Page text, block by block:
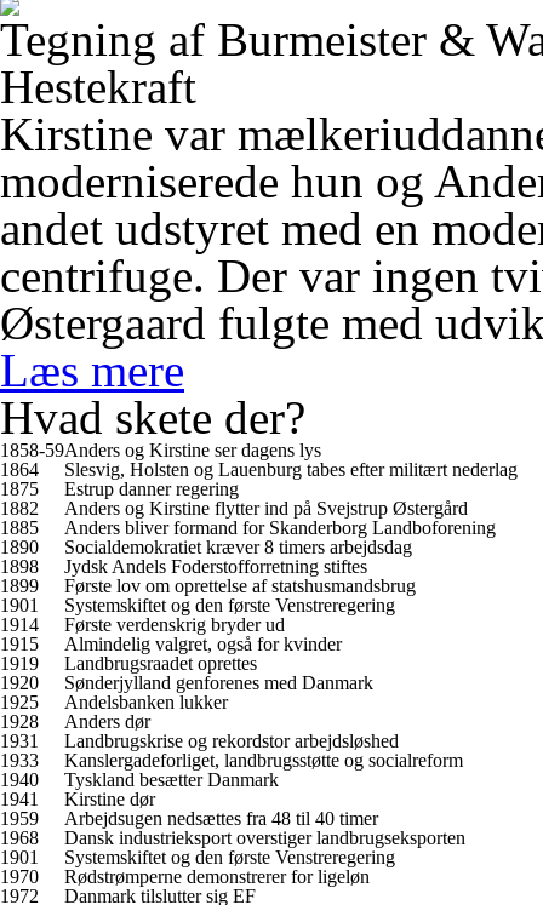
Tegning af Burmeister &
Hestekraft
Kirstine var
moderniserede hun og
andet udstyret med en
centrifuge. Der var ingen
Østergaard fulgte med
Læs mere
Hvad skete der?
1858-59Anders og Kirstine ser dagens lys
1864
Slesvig, Holsten og Lauenburg tabes efter militært nederlag
1875
Estrup danner regering
1882
Anders og Kirstine flytter ind på Svejstrup Østergård
1885
Anders bliver formand for Skanderborg Landboforening
1890
Socialdemokratiet kræver 8 timers arbejdsdag
1898
Jydsk Andels Foderstofforretning stiftes
1899
Første lov om oprettelse af statshusmandsbrug
1901
Systemskiftet og den første Venstreregering
1914
Første verdenskrig bryder ud
1915
Almindelig valgret, også for kvinder
1919
Landbrugsraadet oprettes
1920
Sønderjylland genforenes med Danmark
1925
Andelsbanken lukker
1928
Anders dør
1931
Landbrugskrise og rekordstor arbejdsløshed
1933
Kanslergadeforliget, landbrugsstøtte og socialreform
1940
Tyskland besætter Danmark
1941
Kirstine dør
1959
Arbejdsugen nedsættes fra 48 til 40 timer
1968
Dansk industrieksport overstiger landbrugseksporten
1901
Systemskiftet og den første Venstreregering
1970
Rødstrømperne demonstrerer for ligeløn
1972
Danmark tilslutter sig EF